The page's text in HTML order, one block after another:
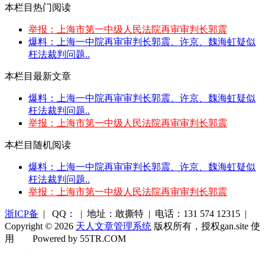
本栏目热门阅读
举报：上海市第一中级人民法院再审审判长郭震
爆料：上海一中院再审审判长郭震、许京、魏海虹疑似
枉法裁判问题..
本栏目最新文章
爆料：上海一中院再审审判长郭震、许京、魏海虹疑似
枉法裁判问题..
举报：上海市第一中级人民法院再审审判长郭震
本栏目随机阅读
爆料：上海一中院再审审判长郭震、许京、魏海虹疑似
枉法裁判问题..
举报：上海市第一中级人民法院再审审判长郭震
浙ICP备 | QQ： | 地址：敢撕特 | 电话：131 574 12315 |
Copyright © 2026 天人文章管理系统 版权所有，授权gan.site 使
用
Powered by 55TR.COM